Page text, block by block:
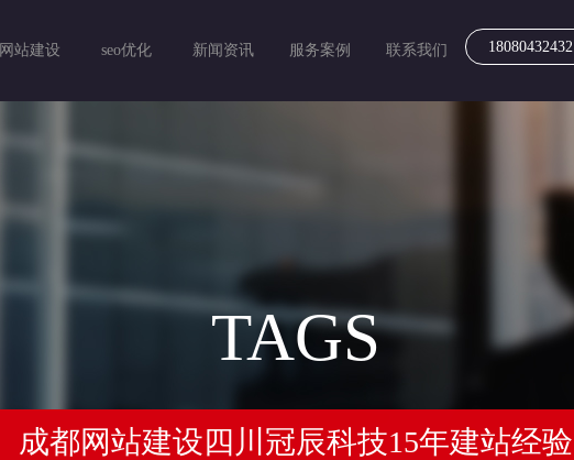
网站建设 seo优化 新闻资讯 服务案例 联系我们 18080432432
TAGS
成都网站建设四川冠辰科技15年建站经验